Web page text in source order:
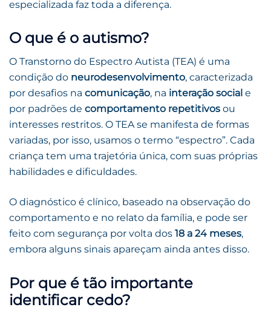
especializada faz toda a diferença.
O que é o autismo?
O Transtorno do Espectro Autista (TEA) é uma
condição do neurodesenvolvimento, caracterizada
por desafios na comunicação, na interação social e
por padrões de comportamento repetitivos ou
interesses restritos. O TEA se manifesta de formas
variadas, por isso, usamos o termo “espectro”. Cada
criança tem uma trajetória única, com suas próprias
habilidades e dificuldades.
O diagnóstico é clínico, baseado na observação do
comportamento e no relato da família, e pode ser
feito com segurança por volta dos 18 a 24 meses,
embora alguns sinais apareçam ainda antes disso.
Por que é tão importante
identificar cedo?